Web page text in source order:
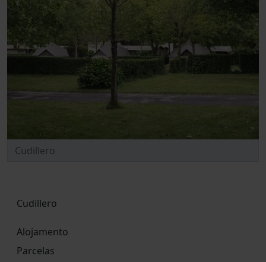
Cudillero
Alojamento
Parcelas